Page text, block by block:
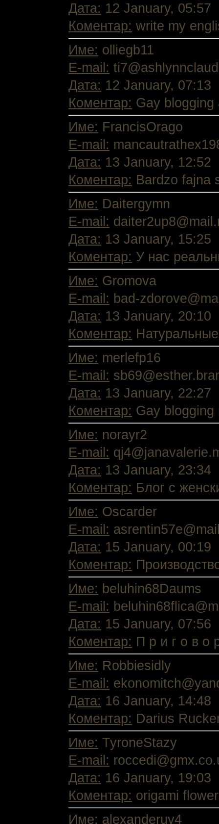
Дата: 12 January, 05:57
Коментар: write my
Име: olliegb11
E-mail:
Дата: 12 January, 07:13
Коментар: Gay
Име: FrancisOrago
E-mail:
Дата: 13 January, 12:52
Коментар: Bardzo fajna
Име: Daitergymn
E-mail:
Дата: 13 January, 15:25
Коментар: У нас
Име: Gromova
E-mail: bad-
Дата: 13 January, 20:10
Коментар:
Име: merlefp16
E-mail:
Дата: 13 January, 22:27
Коментар: Gay
Име: norayr2
E-mail:
Дата: 13 January, 23:34
Коментар: Блог с
Име: Oscarder
E-mail:
Дата: 15 January, 00:19
Коментар:
Име: beluhin68Daums
E-mail:
Дата: 15 January, 07:56
Коментар: П р и г о в о
Име: Robbiesidly
E-mail:
Дата: 16 January, 14:48
Коментар: Darius
Име: TyroneStazy
E-mail:
Дата: 16 January, 19:03
Коментар: origami
Име: alexanderuy4